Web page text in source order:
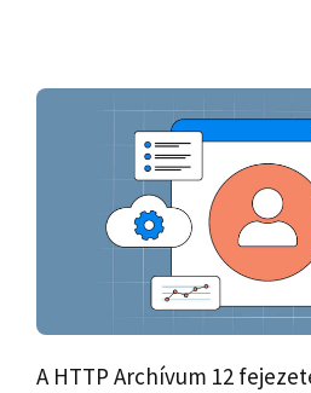
A HTTP Archívum 12